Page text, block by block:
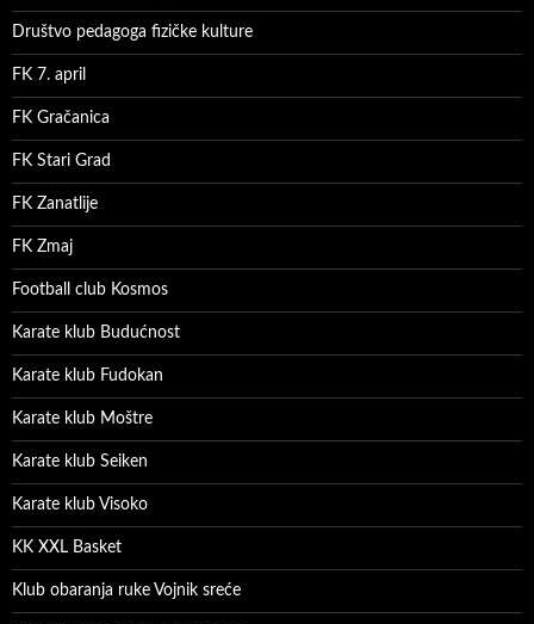
Društvo pedagoga fizičke kulture
FK 7. april
FK Gračanica
FK Stari Grad
FK Zanatlije
FK Zmaj
Football club Kosmos
Karate klub Budućnost
Karate klub Fudokan
Karate klub Moštre
Karate klub Seiken
Karate klub Visoko
KK XXL Basket
Klub obaranja ruke Vojnik sreće